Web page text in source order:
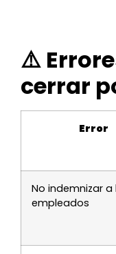
⚠️
cerrar
Error
No indemnizar a
empleados